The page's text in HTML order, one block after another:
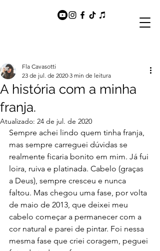
A história com a minha
franja.
Fla Cavasotti
23 de jul. de 2020 3 min de leitura
Atualizado: 24 de jul. de 2020
Sempre achei lindo quem tinha franja,
mas sempre carreguei dúvidas se
realmente ficaria bonito em mim. Já fui
loira, ruiva e platinada. Cabelo (graças
a Deus), sempre cresceu e nunca
faltou. Mas chegou uma fase, por volta
de maio de 2013, que deixei meu
cabelo começar a permanecer com a
cor natural e parei de pintar. Foi nessa
mesma fase que criei coragem, peguei